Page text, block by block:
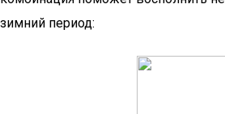
зимний период: